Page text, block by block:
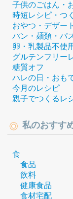
子供のごはん・
時短レシピ・つ
おやつ・デザート
パン・麺類・パ
卵・乳製品不使
グルテンフリー
糖質オフ
ハレの日・おも
今月のレシピ
親子でつくるレ
私のおすす
食
食品
飲料
健康食品
食材宅配